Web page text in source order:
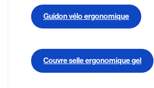
Guidon vélo ergonomique
Couvre selle ergonomique gel